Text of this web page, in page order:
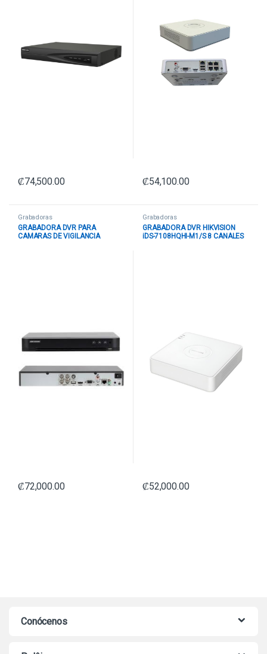
₡74,500.00 ₡54,100.00
Grabadoras
GRABADORA DVR PARA
CAMARAS DE VIGILANCIA
₡72,000.00
Grabadoras
GRABADORA DVR HIKVISION
iDS-7108HQHI-M1/S 8 CANALES
₡52,000.00
Conócenos